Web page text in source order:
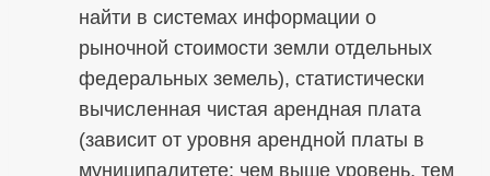
найти в системах информации о
рыночной стоимости земли отдельных
федеральных земель), статистически
вычисленная чистая арендная плата
(зависит от уровня арендной платы в
муниципалитете; чем выше уровень, тем